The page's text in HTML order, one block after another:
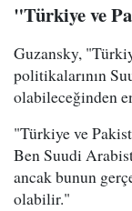
"Türkiye ve
Guzansky,
politikalarının
olabileceğinden
"Türkiye ve
Ben Suudi
ancak bunun
olabilir."